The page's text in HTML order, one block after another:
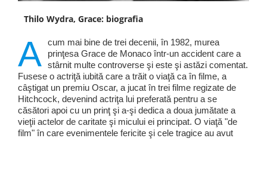
Thilo Wydra, Grace: biografia
A cum mai bine de trei decenii, în 1982, murea
prinţesa Grace de Monaco într-un accident care a
stârnit multe controverse şi este şi astăzi comentat.
Fusese o actriţă iubită care a trăit o viaţă ca în filme, a
câştigat un premiu Oscar, a jucat în trei filme regizate de
Hitchcock, devenind actriţa lui preferată pentru a se
căsători apoi cu un prinţ şi a-şi dedica a doua jumătate a
vieţii actelor de caritate şi micului ei principat. O viaţă "de
film" în care evenimentele fericite şi cele tragice au avut